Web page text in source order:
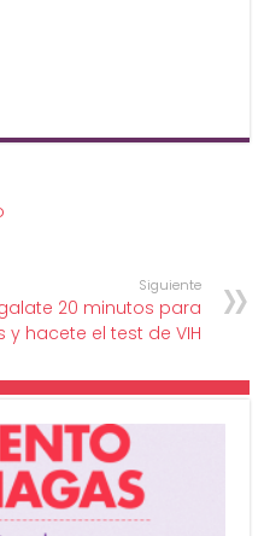
Siguiente
20 minutos para
y hacete el test de VIH